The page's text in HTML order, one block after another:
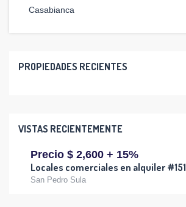
Casabianca
PROPIEDADES RECIENTES
VISTAS RECIENTEMENTE
Precio $ 2,600 + 15%
Locales comerciales en alquiler #151
San Pedro Sula